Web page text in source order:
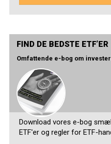
FIND DE BEDSTE ETF’ER
Omfattende e-bog om
Download vores e-bog
ETF'er og regler for ETF-